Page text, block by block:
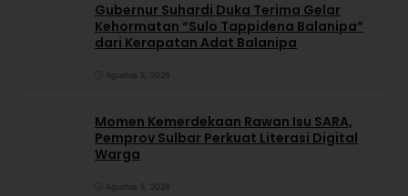
Gubernur Suhardi Duka Terima Gelar
Kehormatan “Sulo Tappidena Balanipa”
dari Kerapatan Adat Balanipa
Agustus 5, 2026
Momen Kemerdekaan Rawan Isu SARA,
Pemprov Sulbar Perkuat Literasi Digital
Warga
Agustus 5, 2026